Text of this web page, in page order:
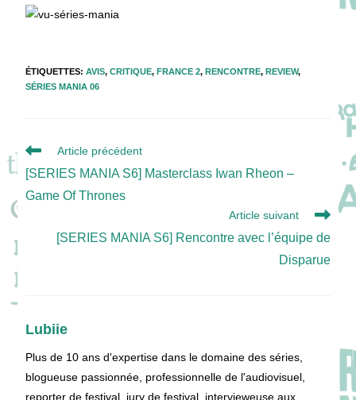
ÉTIQUETTES:AVIS, CRITIQUE, FRANCE 2, RENCONTRE, REVIEW,
SÉRIES MANIA 06
Read
articles
Article précédent
[SERIES MANIA S6] Masterclass Iwan Rheon –
Game Of Thrones
Article suivant
[SERIES MANIA S6] Rencontre avec l’équipe de
Disparue
Lubiie
Plus de 10 ans d'expertise dans le domaine des séries,
blogueuse passionnée, professionnelle de l'audiovisuel,
reporter de festival, jury de festival, intervieweuse aux